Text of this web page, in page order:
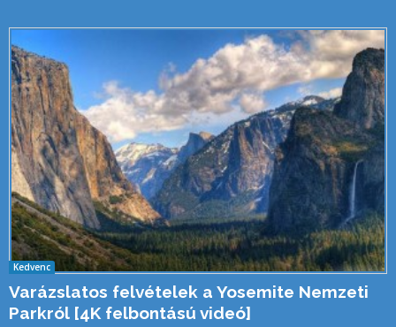
Kedvenc
Varázslatos felvételek a Yosemite Nemzeti
Parkról [4K felbontású videó]